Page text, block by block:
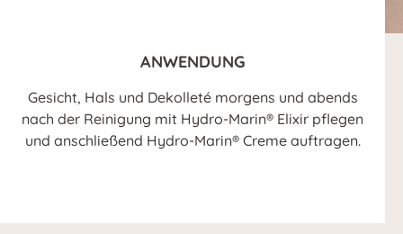
ANWENDUNG
Gesicht, Hals und Dekolleté morgens und abends
nach der Reinigung mit Hydro-Marin® Elixir pflegen
und anschließend Hydro-Marin® Creme auftragen.